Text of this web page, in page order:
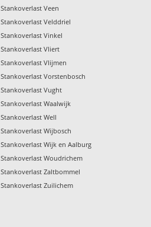
Stankoverlast Veen
Stankoverlast Velddriel
Stankoverlast Vinkel
Stankoverlast Vliert
Stankoverlast Vlijmen
Stankoverlast Vorstenbosch
Stankoverlast Vught
Stankoverlast Waalwijk
Stankoverlast Well
Stankoverlast Wijbosch
Stankoverlast Wijk en Aalburg
Stankoverlast Woudrichem
Stankoverlast Zaltbommel
Stankoverlast Zuilichem